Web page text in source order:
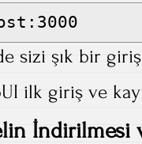
sizi şık bir giriş
ilk giriş ve
İndirilmesi